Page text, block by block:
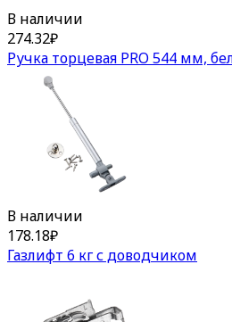
В наличии
274.32₽
Ручка торцевая PRO 544 мм,
В наличии
178.18₽
Газлифт 6 кг с доводчиком